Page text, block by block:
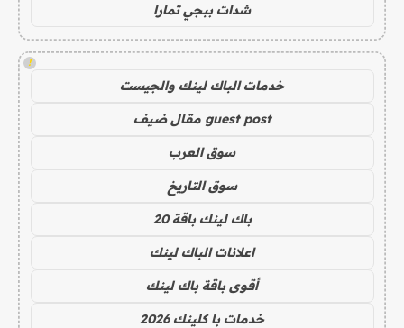
شدات ببجي تمارا
!
خدمات الباك لينك والجيست
guest post مقال ضيف
سوق العرب
سوق التاريخ
باك لينك باقة 20
اعلانات الباك لينك
أقوى باقة باك لينك
خدمات با كلينك 2026